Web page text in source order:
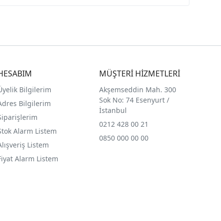
Bilgilerim
Bilgilerim
Alarm Listem
Listem
Alarm Listem
MÜŞTERİ HİZMETLERİ
Akşemseddin Mah. 300
Sok No: 74 Esenyurt /
İstanbul
0212 428 00 21
0850 000 00 00